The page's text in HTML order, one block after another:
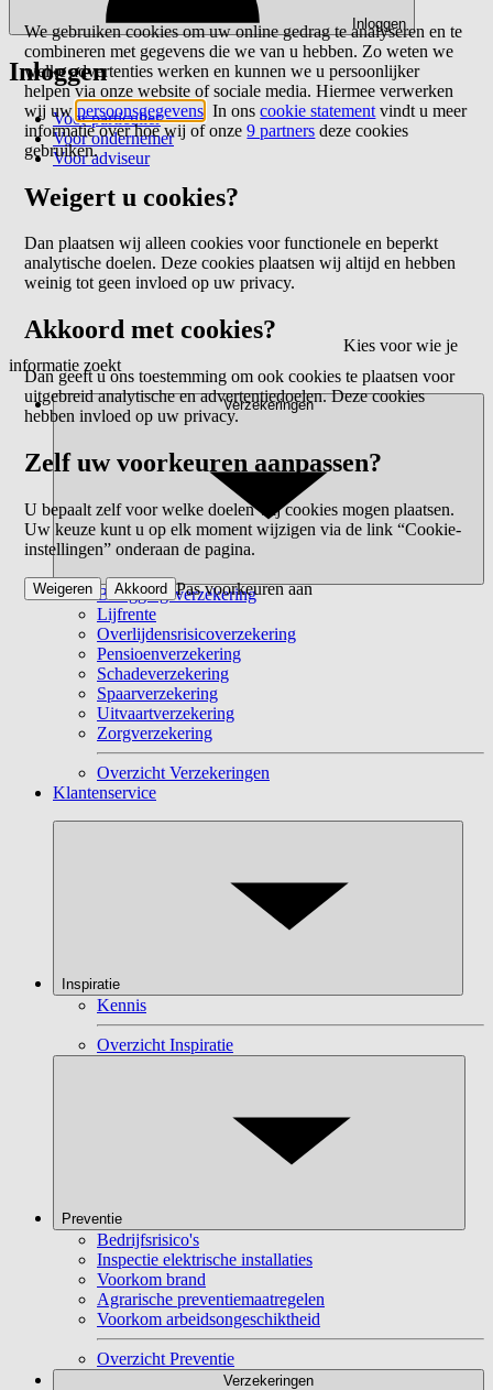
Inloggen
Inloggen
Voor particulier
Voor ondernemer
Voor adviseur
Kies voor wie je
informatie zoekt
Verzekeringen
Beleggingsverzekering
Lijfrente
Overlijdensrisicoverzekering
Pensioenverzekering
Schadeverzekering
Spaarverzekering
Uitvaartverzekering
Zorgverzekering
Overzicht Verzekeringen
Klantenservice
Inspiratie
Kennis
Overzicht Inspiratie
Preventie
Bedrijfsrisico's
Inspectie elektrische installaties
Voorkom brand
Agrarische preventiemaatregelen
Voorkom arbeidsongeschiktheid
Overzicht Preventie
Verzekeringen
We gebruiken cookies om uw online gedrag te analyseren en te
combineren met gegevens die we van u hebben. Zo weten we
welke advertenties werken en kunnen we u persoonlijker
helpen via onze website of sociale media. Hiermee verwerken
wij uwpersoonsgegevens . In onscookie statement vindt u meer
informatie over hoe wij of onze9 partners deze cookies
gebruiken.
Weigert u cookies?
Dan plaatsen wij alleen cookies voor functionele en beperkt
analytische doelen. Deze cookies plaatsen wij altijd en hebben
weinig tot geen invloed op uw privacy.
Akkoord met cookies?
Dan geeft u ons toestemming om ook cookies te plaatsen voor
uitgebreid analytische en advertentiedoelen. Deze cookies
hebben invloed op uw privacy.
Zelf uw voorkeuren aanpassen?
U bepaalt zelf voor welke doelen wij cookies mogen plaatsen.
Uw keuze kunt u op elk moment wijzigen via de link “Cookie-
instellingen” onderaan de pagina.
Pas voorkeuren aan
Weigeren Akkoord